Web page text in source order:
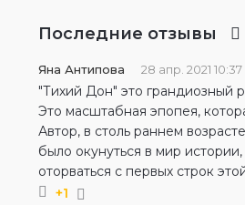
Последние отзывы
Яна Антипова 28 апр. 2021 10:37
"Тихий Дон" это
Это масштабная эпопея,
Автор, в столь раннем
было окунуться в мир
оторваться с первых строк
+1